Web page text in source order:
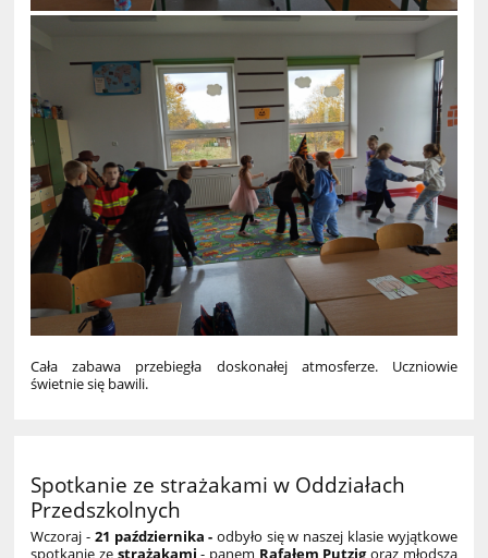
Cała zabawa przebiegła doskonałej atmosferze. Uczniowie
świetnie się bawili.
Spotkanie ze strażakami w Oddziałach
Przedszkolnych
Wczoraj - 21 października - odbyło się w naszej klasie wyjątkowe
spotkanie ze strażakami- panem Rafałem Putzigoraz młodszą